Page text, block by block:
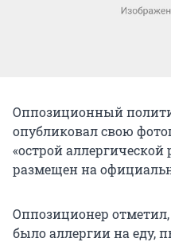
Оппозиционный
опубликовал свою
«острой
размещен на
Оппозиционер
было аллергии на еду,